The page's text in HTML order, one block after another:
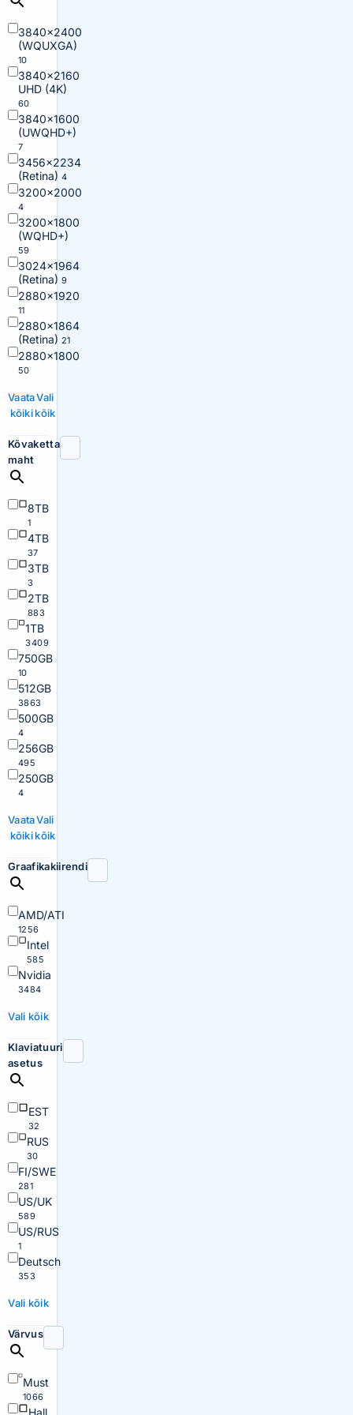
3840×2400
(WQUXGA)
10
3840×2160
UHD (4K)
60
3840×1600
(UWQHD+)
7
3456×2234
(Retina) 4
3200×2000
4
3200×1800
(WQHD+)
59
3024×1964
(Retina) 9
2880×1920
11
2880×1864
(Retina) 21
2880×1800
50
Vaata
kõiki
Vali
kõik
Kõvaketta
maht
8TB
1
4TB
37
3TB
3
2TB
883
1TB
3409
750GB
10
512GB
3863
500GB
4
256GB
495
250GB
4
Vaata
kõiki
Vali
kõik
Graafikakiirendi
AMD/ATI
1256
Intel
585
Nvidia
3484
Vali kõik
Klaviatuuri
asetus
EST
32
RUS
30
FI/SWE
281
US/UK
589
US/RUS
1
Deutsch
353
Vali kõik
Värvus
Must
1066
Hall